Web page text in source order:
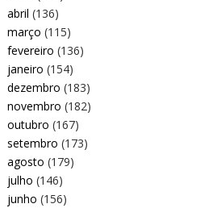
abril (136)
março (115)
fevereiro (136)
janeiro (154)
dezembro (183)
novembro (182)
outubro (167)
setembro (173)
agosto (179)
julho (146)
junho (156)